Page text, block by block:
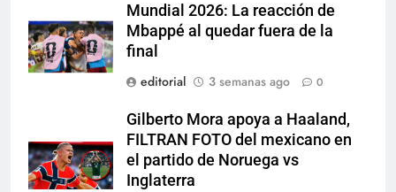
Mundial 2026: La reacción de
Mbappé al quedar fuera de la
final
editorial
3 semanas ago 0
Gilberto Mora apoya a Haaland,
FILTRAN FOTO del mexicano en
el partido de Noruega vs
Inglaterra